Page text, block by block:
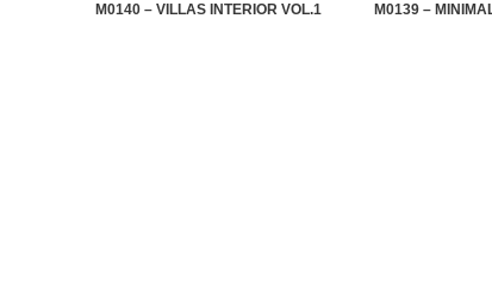
M0140 – VILLAS INTERIOR VOL.1